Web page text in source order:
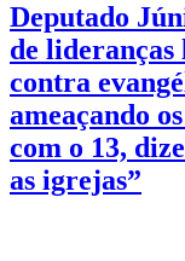
Deputado
de
contra
ameaçando
com o 13,
as igrejas”